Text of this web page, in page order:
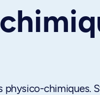
physico-chimiques.